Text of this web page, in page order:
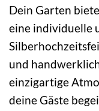
Dein Garten
eine individuelle
und
einzigartige
deine Gäste